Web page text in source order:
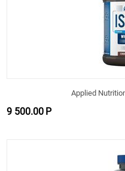
Applied
9 500.00 Р